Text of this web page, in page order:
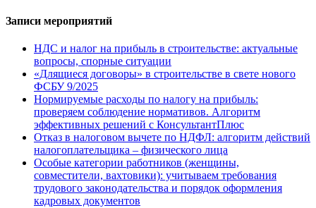
Записи мероприятий
НДС и налог на прибыль в строительстве: актуальные
вопросы, спорные ситуации
«Длящиеся договоры» в строительстве в свете нового
ФСБУ 9/2025
Нормируемые расходы по налогу на прибыль:
проверяем соблюдение нормативов. Алгоритм
эффективных решений с КонсультантПлюс
Отказ в налоговом вычете по НДФЛ: алгоритм действий
налогоплательщика – физического лица
Особые категории работников (женщины,
совместители, вахтовики): учитываем требования
трудового законодательства и порядок оформления
кадровых документов